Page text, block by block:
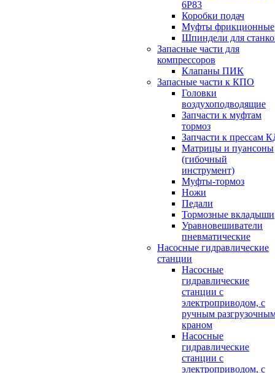
6Р83
Коробки подач
Муфты фрикционные
Шпиндели для
Запасные части для
компрессоров
Клапаны ПИК
Запасные части к КПО
Головки
воздухоподводящие
Запчасти к муфтам
тормоз
Запчасти к прессам
Матрицы и пуансоны
(гибочный
инструмент)
Муфты-тормоз
Ножи
Педали
Тормозные вкладыши
Уравновешиватели
пневматические
Насосные гидравлические
станции
Насосные
гидравлические
станции с
электроприводом, с
ручным
краном
Насосные
гидравлические
станции с
электроприводом, с